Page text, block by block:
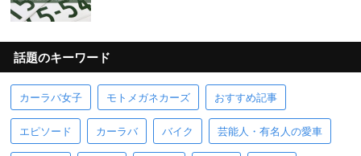
話題のキーワード
カーラバ女子 モトメガネカーズ おすすめ記事
エピソード カーラバ バイク 芸能人・有名人の愛車